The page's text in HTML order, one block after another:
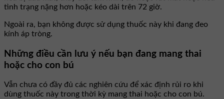
tình trạng nặng hơn hoặc kéo dài trên 72 giờ.
Ngoài ra, bạn không được sử dụng thuốc này khi đang đeo
kính áp tròng.
Những điều cần lưu ý nếu bạn đang mang thai
hoặc cho con bú
Vẫn chưa có đầy đủ các nghiên cứu để xác định rủi ro khi
dùng thuốc này trong thời kỳ mang thai hoặc cho con bú.